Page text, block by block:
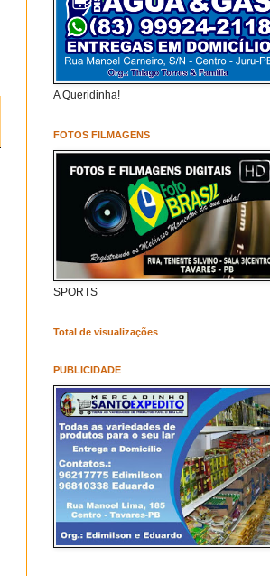
A Queridinha!
FOTOS FILMAGENS
SPORTS
Total de visualizações
PUBLICIDADE